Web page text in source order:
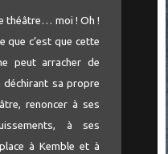
théâtre… moi ! Oh !
que c’est que cette
peut arracher de
déchirant sa propre
renoncer à ses
à ses
à Kemble et à